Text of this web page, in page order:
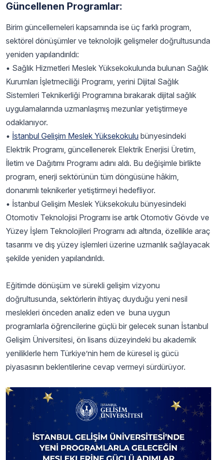
Güncellenen Programlar:
Birim güncellemeleri kapsamında ise üç farklı program,
sektörel dönüşümler ve teknolojik gelişmeler doğrultusunda
yeniden yapılandırıldı:
• Sağlık Hizmetleri Meslek Yüksekokulunda bulunan Sağlık
Kurumları İşletmeciliği Programı, yerini Dijital Sağlık
Sistemleri Teknikerliği Programına bırakarak dijital sağlık
uygulamalarında uzmanlaşmış mezunlar yetiştirmeye
odaklanıyor.
• İstanbul Gelişim Meslek Yüksekokulu bünyesindeki
Elektrik Programı, güncellenerek Elektrik Enerjisi Üretim,
İletim ve Dağıtımı Programı adını aldı. Bu değişimle birlikte
program, enerji sektörünün tüm döngüsüne hâkim,
donanımlı teknikerler yetiştirmeyi hedefliyor.
• İstanbul Gelişim Meslek Yüksekokulu bünyesindeki
Otomotiv Teknolojisi Programı ise artık Otomotiv Gövde ve
Yüzey İşlem Teknolojileri Programı adı altında, özellikle araç
tasarımı ve dış yüzey işlemleri üzerine uzmanlık sağlayacak
şekilde yeniden yapılandırıldı.
Eğitimde dönüşüm ve sürekli gelişim vizyonu
doğrultusunda, sektörlerin ihtiyaç duyduğu yeni nesil
meslekleri önceden analiz eden ve buna uygun
programlarla öğrencilerine güçlü bir gelecek sunan İstanbul
Gelişim Üniversitesi, ön lisans düzeyindeki bu akademik
yeniliklerle hem Türkiye’nin hem de küresel iş gücü
piyasasının beklentilerine cevap vermeyi sürdürüyor.